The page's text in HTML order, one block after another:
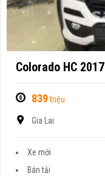
Colorado HC 2017
839triệu
Gia Lai
Xe mới
Bán tải